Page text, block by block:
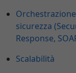
sicurezza
Response,
Scalabilità